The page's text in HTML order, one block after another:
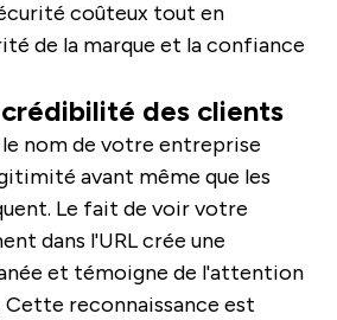
coûteux tout en
de la marque et la confiance
des clients
nom de votre entreprise
avant même que les
Le fait de voir votre
dans l'URL crée une
et témoigne de l'attention
Cette reconnaissance est